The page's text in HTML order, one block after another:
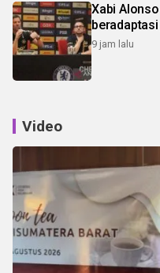
Xabi
9 jam lalu
Video